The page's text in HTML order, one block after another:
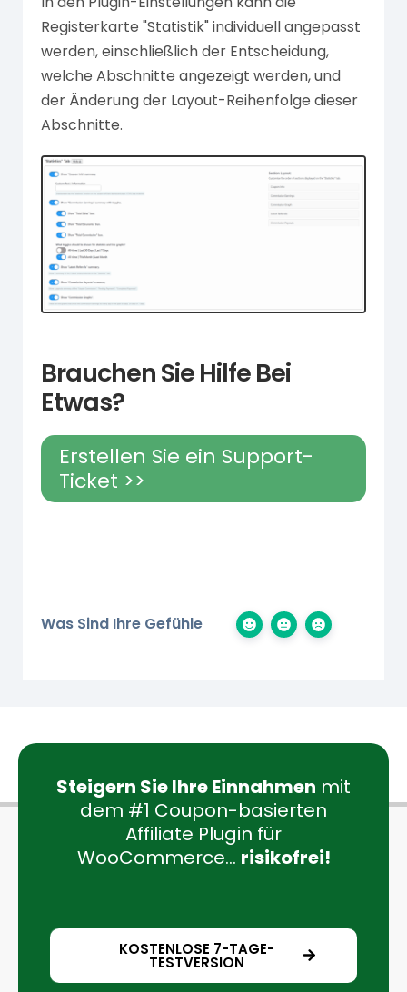
Registerkarte "Statistik" individuell angepasst
werden, einschließlich der Entscheidung,
welche Abschnitte angezeigt werden, und
der Änderung der Layout-Reihenfolge dieser
Abschnitte.
Brauchen Sie Hilfe Bei
Etwas?
Erstellen Sie ein Support-
Ticket >>
Was Sind Ihre Gefühle
Steigern Sie Ihre Einnahmen mit
dem #1 Coupon-basierten
Affiliate Plugin für
WooCommerce... risikofrei!
KOSTENLOSE 7-TAGE-
TESTVERSION